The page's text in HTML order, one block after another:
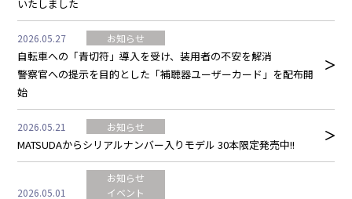
いたしました
2026.05.27 お知らせ
自転車への「青切符」導入を受け、装用者の不安を解消
警察官への提示を目的とした「補聴器ユーザーカード」を配布開
始
2026.05.21 お知らせ
MATSUDAからシリアルナンバー入りモデル 30本限定発売中!!
2026.05.01
お知らせ
イベント